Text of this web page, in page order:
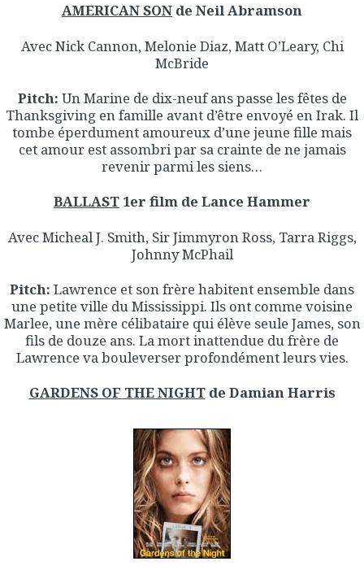
AMERICAN SON de Neil Abramson
Avec Nick Cannon, Melonie Diaz, Matt O’Leary, Chi
McBride
Pitch: Un Marine de dix-neuf ans passe les fêtes de
Thanksgiving en famille avant d’être envoyé en Irak. Il
tombe éperdument amoureux d’une jeune fille mais
cet amour est assombri par sa crainte de ne jamais
revenir parmi les siens…
BALLAST 1er film de Lance Hammer
Avec Micheal J. Smith, Sir Jimmyron Ross, Tarra Riggs,
Johnny McPhail
Pitch: Lawrence et son frère habitent ensemble dans
une petite ville du Mississippi. Ils ont comme voisine
Marlee, une mère célibataire qui élève seule James, son
fils de douze ans. La mort inattendue du frère de
Lawrence va bouleverser profondément leurs vies.
GARDENS OF THE NIGHTde Damian Harris